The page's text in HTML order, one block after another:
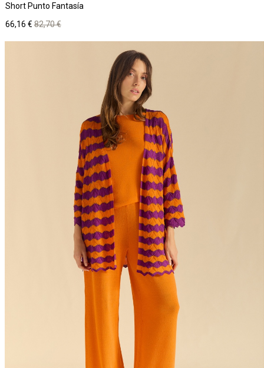
Short Punto Fantasía
Precio
66,16 €Precio
base
82,70 €